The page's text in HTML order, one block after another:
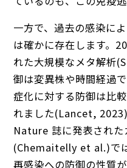
一方で、過去の感染に
は確かに存在します。
れた大規模なメタ解析
御は変異株や時間経過
症化に対する防御は比
れました(Lancet,
Nature 誌に発表され
(Chemaitelly et al.)で
再感染への防御の性質